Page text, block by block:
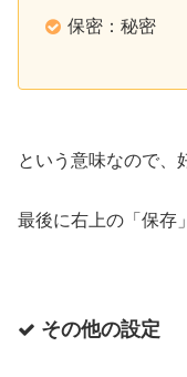
保密：秘密
という意味なので、
最後に右上の「保存
その他の設定